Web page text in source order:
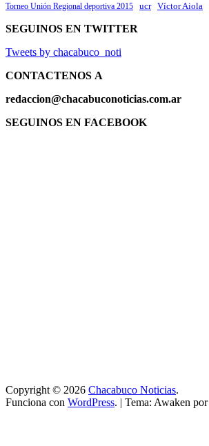
Torneo Unión Regional deportiva 2015 ucr Víctor Aiola
SEGUINOS EN TWITTER
Tweets by chacabuco_noti
CONTACTENOS A
redaccion@chacabuconoticias.com.ar
SEGUINOS EN FACEBOOK
Copyright © 2026 Chacabuco Noticias.
Funciona con WordPress. | Tema: Awaken por